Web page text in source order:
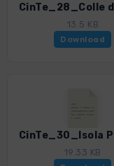
13.5 KB
Download
19.33 KB